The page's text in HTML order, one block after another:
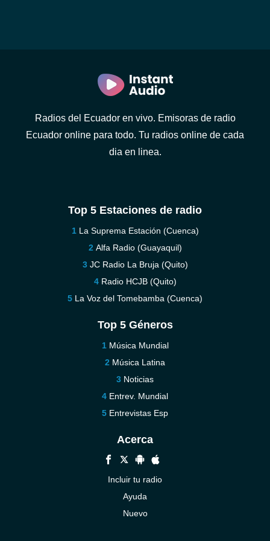
Radios del Ecuador en vivo. Emisoras de radio
Ecuador online para todo. Tu radios online de cada
dia en linea.
Top 5 Estaciones de radio
La Suprema Estación (Cuenca)
Alfa Radio (Guayaquil)
JC Radio La Bruja (Quito)
Radio HCJB (Quito)
La Voz del Tomebamba (Cuenca)
Top 5 Géneros
Música Mundial
Música Latina
Noticias
Entrev. Mundial
Entrevistas Esp
Acerca
Incluir tu radio
Ayuda
Nuevo